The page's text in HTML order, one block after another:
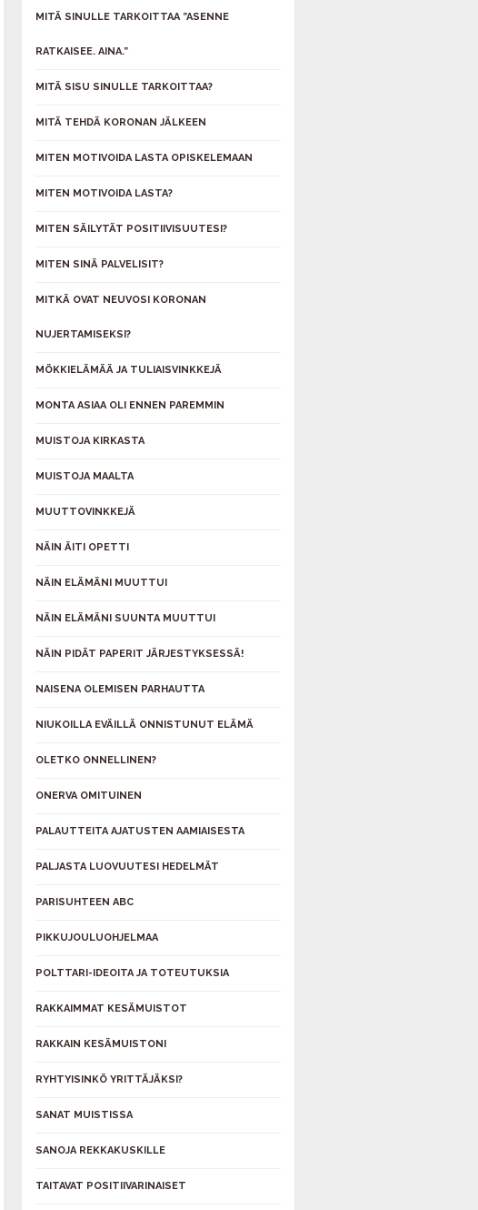
MITÄ SINULLE TARKOITTAA ”ASENNE
RATKAISEE. AINA.”
MITÄ SISU SINULLE TARKOITTAA?
MITÄ TEHDÄ KORONAN JÄLKEEN
MITEN MOTIVOIDA LASTA OPISKELEMAAN
MITEN MOTIVOIDA LASTA?
MITEN SÄILYTÄT POSITIIVISUUTESI?
MITEN SINÄ PALVELISIT?
MITKÄ OVAT NEUVOSI KORONAN
NUJERTAMISEKSI?
MÖKKIELÄMÄÄ JA TULIAISVINKKEJÄ
MONTA ASIAA OLI ENNEN PAREMMIN
MUISTOJA KIRKASTA
MUISTOJA MAALTA
MUUTTOVINKKEJÄ
NÄIN ÄITI OPETTI
NÄIN ELÄMÄNI MUUTTUI
NÄIN ELÄMÄNI SUUNTA MUUTTUI
NÄIN PIDÄT PAPERIT JÄRJESTYKSESSÄ!
NAISENA OLEMISEN PARHAUTTA
NIUKOILLA EVÄILLÄ ONNISTUNUT ELÄMÄ
OLETKO ONNELLINEN?
ONERVA OMITUINEN
PALAUTTEITA AJATUSTEN AAMIAISESTA
PALJASTA LUOVUUTESI HEDELMÄT
PARISUHTEEN ABC
PIKKUJOULUOHJELMAA
POLTTARI-IDEOITA JA TOTEUTUKSIA
RAKKAIMMAT KESÄMUISTOT
RAKKAIN KESÄMUISTONI
RYHTYISINKÖ YRITTÄJÄKSI?
SANAT MUISTISSA
SANOJA REKKAKUSKILLE
TAITAVAT POSITIIVARINAISET